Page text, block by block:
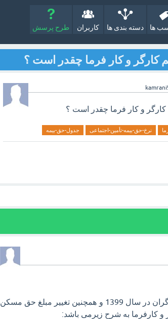
ها دسته بندی ها کاربران طرح پرسش
نرخ-حق-بیمه-تأمین-اجتماعی جدول-حق-بیمه
با توجه به تعیین و اعلام حداقل دستمزد کارگران در سال 1399 و همچنین تغییر مبلغ حق مسکن
و کارفرما به شرح زیرمی باشد: